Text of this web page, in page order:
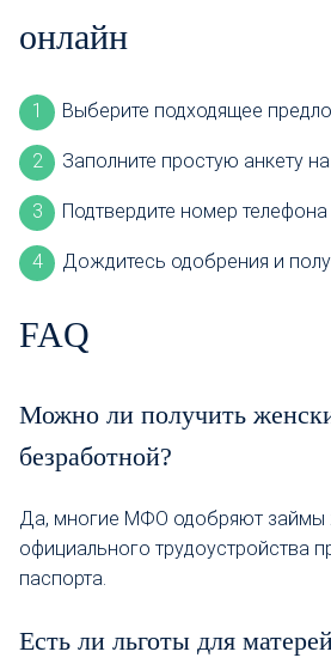
онлайн
Выберите подходящее
Заполните простую анкету
Подтвердите номер
Дождитесь одобрения и
FAQ
Можно ли получить
безработной?
Да, многие МФО одобряют
официального трудоустройства
паспорта.
Есть ли льготы для